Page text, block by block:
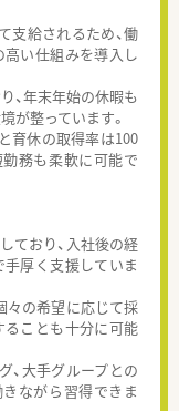
給されるため、働
い仕組みを導入し
、年末年始の休暇も
が整っています。
育休の取得率は100
務も柔軟に可能で
ており、入社後の経
厚く支援していま
々の希望に応じて採
ことも十分に可能
大手グループとの
ながら習得できま